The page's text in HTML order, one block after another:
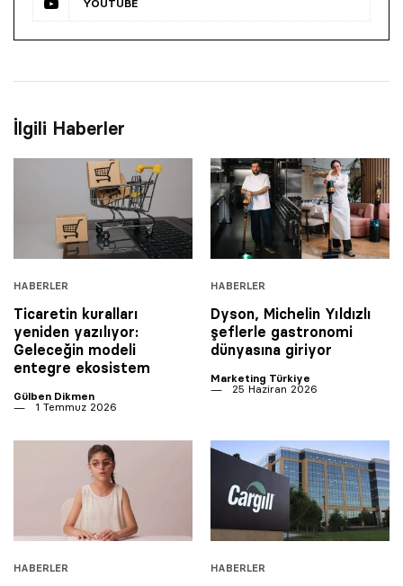
YOUTUBE
İlgili Haberler
HABERLER
Ticaretin kuralları
yeniden yazılıyor:
Geleceğin modeli
entegre ekosistem
Gülben Dikmen
1 Temmuz 2026
HABERLER
Dyson, Michelin Yıldızlı
şeflerle gastronomi
dünyasına giriyor
Marketing Türkiye
25 Haziran 2026
HABERLER HABERLER